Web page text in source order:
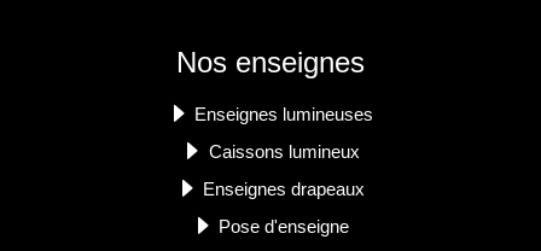
Nos enseignes
Enseignes lumineuses
Caissons lumineux
Enseignes drapeaux
Pose d'enseigne